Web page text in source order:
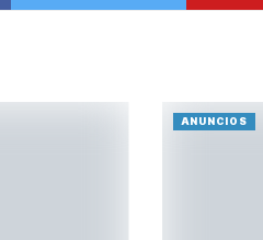
ANUNCIOS